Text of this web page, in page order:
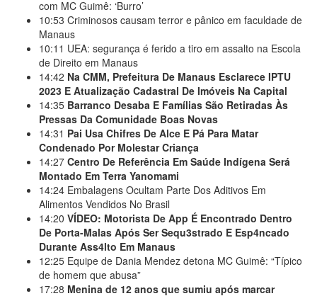
com MC Guimê: ‘Burro’
10:53 Criminosos causam terror e pânico em faculdade de
Manaus
10:11 UEA: segurança é ferido a tiro em assalto na Escola
de Direito em Manaus
14:42 Na CMM, Prefeitura De Manaus Esclarece IPTU
2023 E Atualização Cadastral De Imóveis Na Capital
14:35 Barranco Desaba E Famílias São Retiradas Às
Pressas Da Comunidade Boas Novas
14:31 Pai Usa Chifres De Alce E Pá Para Matar
Condenado Por Molestar Criança
14:27 Centro De Referência Em Saúde Indígena Será
Montado Em Terra Yanomami
14:24 Embalagens Ocultam Parte Dos Aditivos Em
Alimentos Vendidos No Brasil
14:20 VÍDEO: Motorista De App É Encontrado Dentro
De Porta-Malas Após Ser Sequ3strado E Esp4ncado
Durante Ass4lto Em Manaus
12:25 Equipe de Dania Mendez detona MC Guimê: “Típico
de homem que abusa”
17:28 Menina de 12 anos que sumiu após marcar